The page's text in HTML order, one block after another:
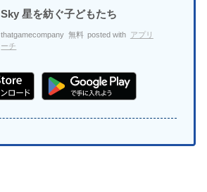
Sky 星を紡ぐ子どもたち
thatgamecompany 無料 posted with アプリ
ーチ